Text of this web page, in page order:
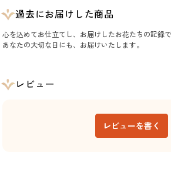
過去にお届けした商品
心を込めてお仕立てし、お届けしたお花たちの記録で
あなたの大切な日にも、お届けいたします。
レビュー
レビューを書く